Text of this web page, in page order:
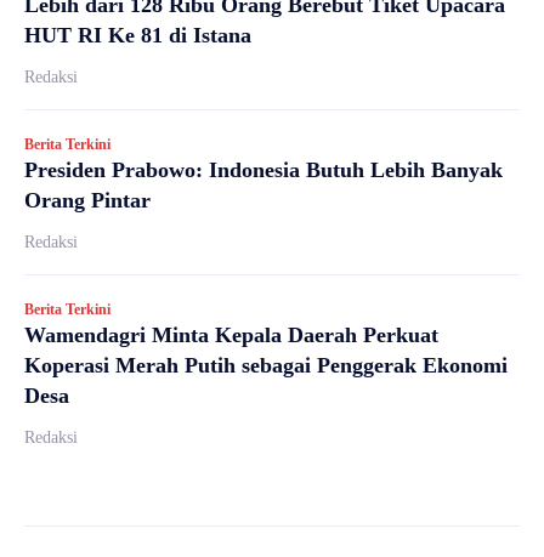
Lebih dari 128 Ribu Orang Berebut Tiket Upacara
HUT RI Ke 81 di Istana
Redaksi
Berita Terkini
Presiden Prabowo: Indonesia Butuh Lebih Banyak
Orang Pintar
Redaksi
Berita Terkini
Wamendagri Minta Kepala Daerah Perkuat
Koperasi Merah Putih sebagai Penggerak Ekonomi
Desa
Redaksi